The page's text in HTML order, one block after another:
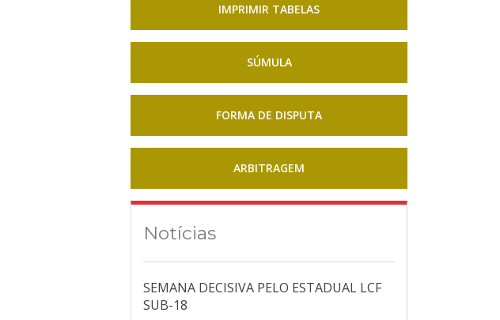
IMPRIMIR TABELAS
SÚMULA
FORMA DE DISPUTA
ARBITRAGEM
Notícias
SEMANA DECISIVA PELO ESTADUAL LCF
SUB-18